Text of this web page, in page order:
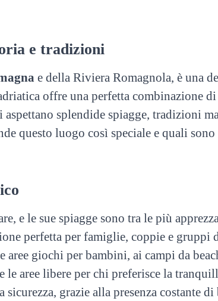
e tradizioni
e della Riviera Romagnola, è una
offre una perfetta combinazione
aspettano splendide spiagge, tradizioni
questo luogo così speciale e quali
e le sue spiagge sono tra le più
perfetta per famiglie, coppie e
giochi per bambini, ai campi da
aree libere per chi preferisce la
grazie alla presenza costante